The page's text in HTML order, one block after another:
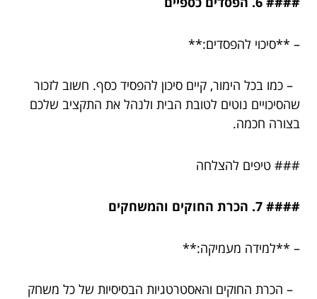
– **סיכוי להפסדים:**
– כמו בכל הימור, קיים סיכון להפסיד כסף. חשוב לזכור
שהסיכויים נוטים לטובת הבית ולנהל את התקציב שלכם
בצורה חכמה.
### טיפים להצלחה
#### 7. הכרת החוקים והמשחקים
– **למידה מעמיקה:**
– הכרת החוקים והאסטרטגיות הבסיסיות של כל משחק